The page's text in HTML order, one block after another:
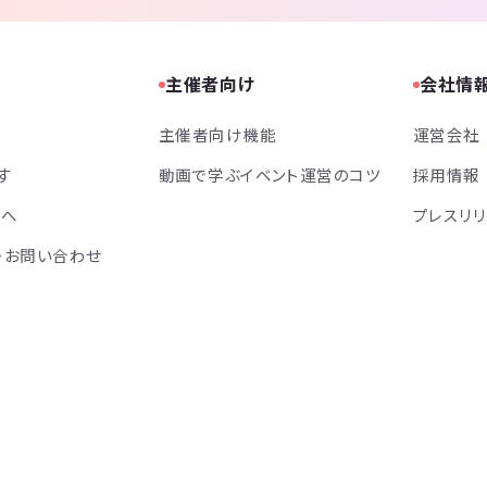
お問い合わせ
主催者向け
主催者向け機能
動画で学ぶイベント運営のコツ
会社情
運営会社
採用情報
プレスリ